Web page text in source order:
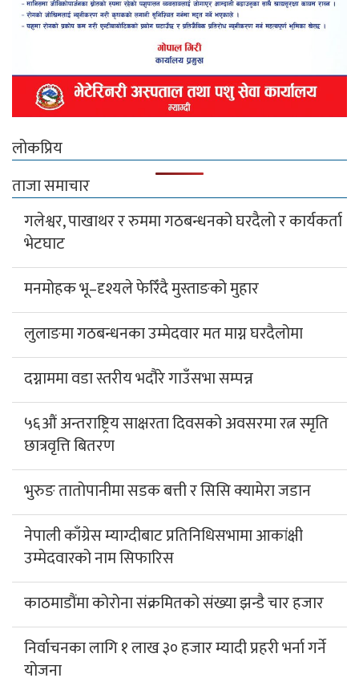
लोकप्रिय
ताजा समाचार
गलेश्वर, पाखाथर र रुममा गठबन्धनको घरदैलो र कार्यकर्ता
भेटघाट
मनमोहक भू–दृश्यले फेरिँदै मुस्ताङको मुहार
लुलाङमा गठबन्धनका उम्मेदवार मत माग्न घरदैलोमा
दग्नाममा वडा स्तरीय भदौरे गाउँसभा सम्पन्न
५६औं अन्तराष्ट्रिय साक्षरता दिवसको अवसरमा रत्न स्मृति
छात्रवृत्ति बितरण
भुरुङ तातोपानीमा सडक बत्ती र सिसि क्यामेरा जडान
नेपाली काँग्रेस म्याग्दीबाट प्रतिनिधिसभामा आकांक्षी
उम्मेदवारको नाम सिफारिस
काठमाडौंमा कोरोना संक्रमितको संख्या झन्डै चार हजार
निर्वाचनका लागि १ लाख ३० हजार म्यादी प्रहरी भर्ना गर्ने
योजना